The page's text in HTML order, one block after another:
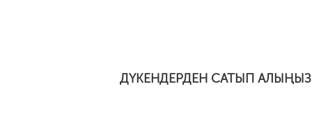
ДҮКЕНДЕРДЕН САТЫП